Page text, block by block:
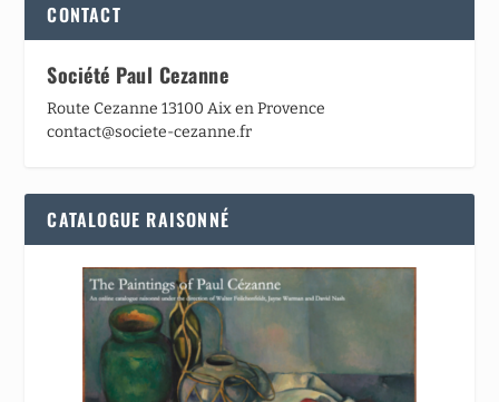
CONTACT
Société Paul Cezanne
Route Cezanne 13100 Aix en Provence
contact@societe-cezanne.fr
CATALOGUE RAISONNÉ